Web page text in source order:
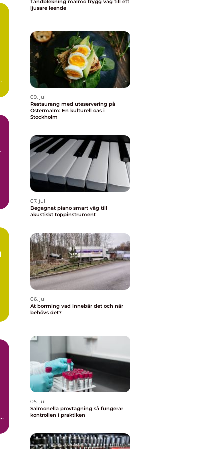
ljusare leende
09. jul
Restaurang med uteservering på
Östermalm: En kulturell oas i
Stockholm
07. jul
Begagnat piano smart väg till
akustiskt toppinstrument
06. jul
At borrning vad innebär det och när
behövs det?
05. jul
Salmonella provtagning så fungerar
kontrollen i praktiken